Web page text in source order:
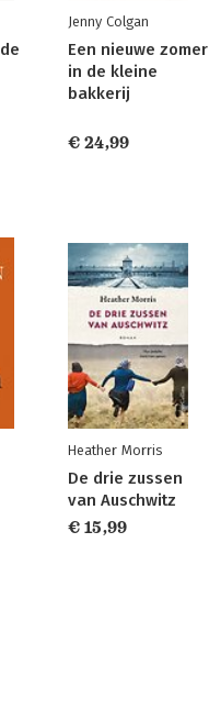
Jenny Colgan
Een nieuwe zomer
in de kleine
bakkerij
€ 24,99
Heather Morris
De drie zussen
van Auschwitz
€ 15,99